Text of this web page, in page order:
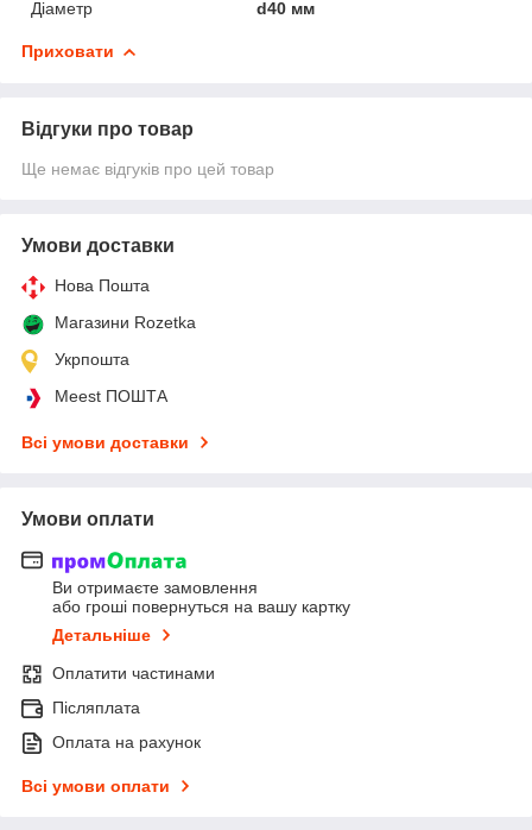
Діаметр d40 мм
Приховати
Відгуки про товар
Ще немає відгуків про цей товар
Умови доставки
Нова Пошта
Магазини Rozetka
Укрпошта
Meest ПОШТА
Всі умови доставки
Умови оплати
Ви отримаєте замовлення
або гроші повернуться на вашу картку
Детальніше
Оплатити частинами
Післяплата
Оплата на рахунок
Всі умови оплати